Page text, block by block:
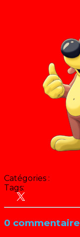
Catégories :
Tags:
0 commentaire